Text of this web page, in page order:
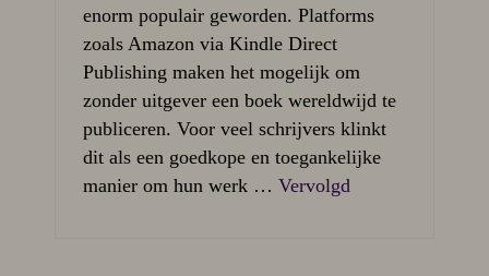
enorm populair geworden. Platforms
zoals Amazon via Kindle Direct
Publishing maken het mogelijk om
zonder uitgever een boek wereldwijd te
publiceren. Voor veel schrijvers klinkt
dit als een goedkope en toegankelijke
manier om hun werk … Vervolgd